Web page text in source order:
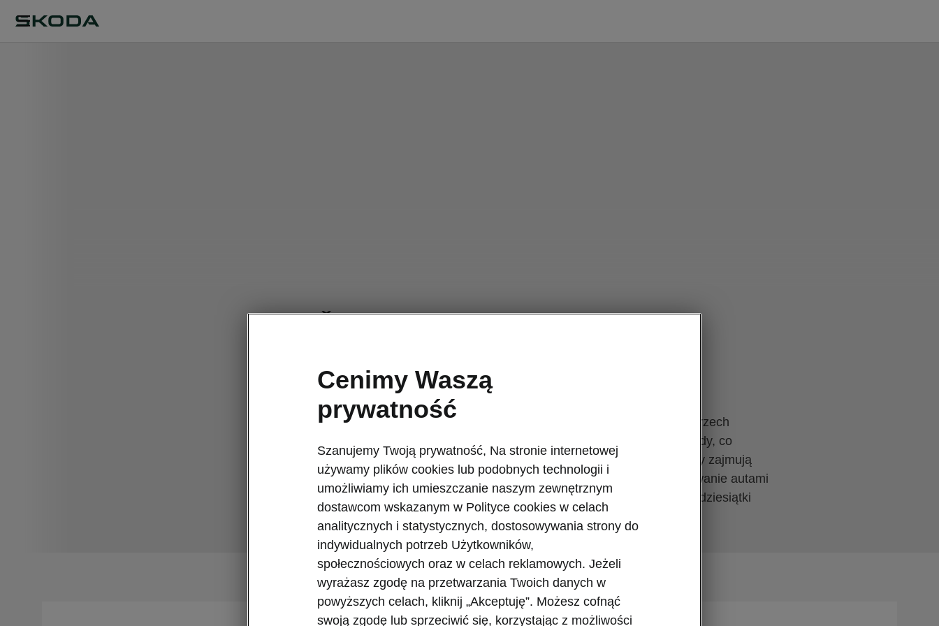
2025-11-06T17:05:49.589+00:00
Škoda wzmacnia swoją stabilną pozycję na polskim rynku. W ciągu trzech
kwartałów 2025 roku producent dostarczył klientom 45 522 samochody, co
oznacza wzrost o 5,77% oraz 10,64% udziału w rynku. Modele Škody zajmują
wiodące pozycje w kluczowych segmentach, wzrasta też zainteresowanie autami
elektrycznymi – zwłaszcza SUV-em Elroq, który należy do pierwszej dziesiątki
najpopularniejszych pojazdów BEV w Polsce
Cenimy Waszą
prywatność
Szanujemy Twoją prywatność, Na stronie internetowej
używamy plików cookies lub podobnych technologii i
umożliwiamy ich umieszczanie naszym zewnętrznym
dostawcom wskazanym w Polityce cookies w celach
analitycznych i statystycznych, dostosowywania strony do
indywidualnych potrzeb Użytkowników,
społecznościowych oraz w celach reklamowych. Jeżeli
wyrażasz zgodę na przetwarzania Twoich danych w
powyższych celach, kliknij „Akceptuję”. Możesz cofnąć
swoją zgodę lub sprzeciwić się, korzystając z możliwości